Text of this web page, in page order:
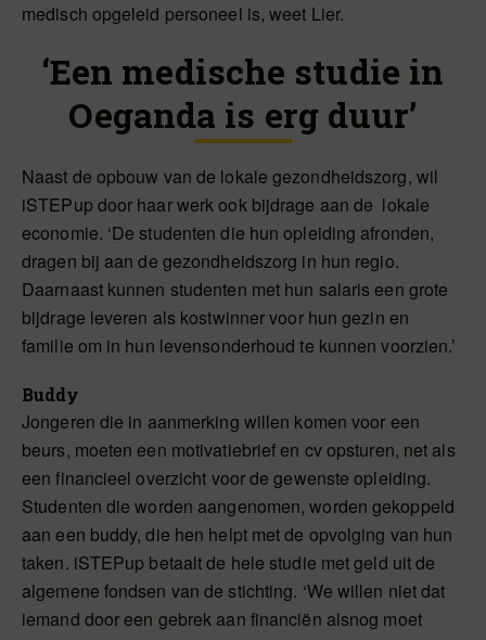
medisch opgeleid personeel is, weet Lier.
‘Een medische studie in
Oeganda is erg duur’
Naast de opbouw van de lokale gezondheidszorg, wil
iSTEPup door haar werk ook bijdrage aan de lokale
economie. ‘De studenten die hun opleiding afronden,
dragen bij aan de gezondheidszorg in hun regio.
Daarnaast kunnen studenten met hun salaris een grote
bijdrage leveren als kostwinner voor hun gezin en
familie om in hun levensonderhoud te kunnen voorzien.’
Buddy
Jongeren die in aanmerking willen komen voor een
beurs, moeten een motivatiebrief en cv opsturen, net als
een financieel overzicht voor de gewenste opleiding.
Studenten die worden aangenomen, worden gekoppeld
aan een buddy, die hen helpt met de opvolging van hun
taken. iSTEPup betaalt de hele studie met geld uit de
algemene fondsen van de stichting. ‘We willen niet dat
iemand door een gebrek aan financiën alsnog moet